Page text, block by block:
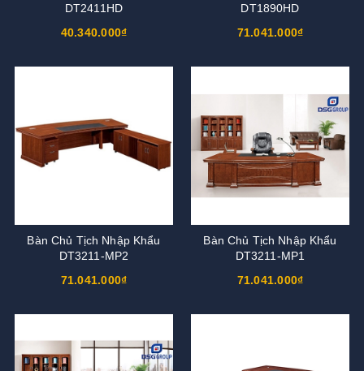
DT2411HD
40.340.000₫
DT1890HD
71.041.000₫
Bàn Chủ Tịch Nhập Khẩu
DT3211-MP2
71.041.000₫
Bàn Chủ Tịch Nhập Khẩu
DT3211-MP1
71.041.000₫